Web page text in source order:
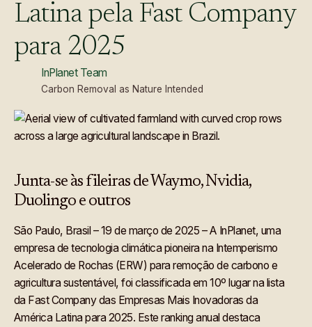
Latina pela Fast Company
para 2025
InPlanet Team
Carbon Removal as Nature Intended
Junta-se às fileiras de Waymo, Nvidia,
Duolingo e outros
São Paulo, Brasil – 19 de março de 2025 – A InPlanet, uma
empresa de tecnologia climática pioneira na Intemperismo
Acelerado de Rochas (ERW) para remoção de carbono e
agricultura sustentável, foi classificada em 10º lugar na lista
da Fast Company das Empresas Mais Inovadoras da
América Latina para 2025. Este ranking anual destaca